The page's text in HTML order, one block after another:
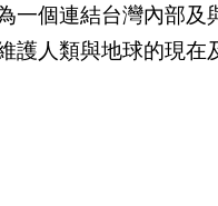
一個連結台灣內部及
人類與地球的現在